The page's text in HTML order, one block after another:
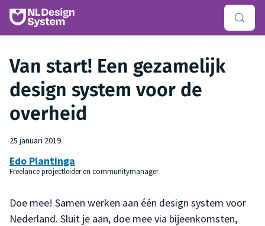
Van start! Een gezamelijk
design system voor de
overheid
25 januari 2019
Edo Plantinga
Freelance projectleider en communitymanager
Doe mee! Samen werken aan één design system voor
Nederland. Sluit je aan, doe mee via bijeenkomsten,